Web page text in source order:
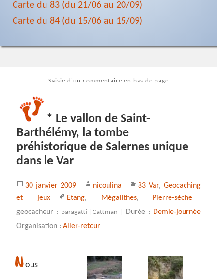
Carte du 83 (du 21/06 au 20/09)
Carte du 84 (du 15/06 au 15/09)
--- Saisie d'un commentaire en bas de page ---
* Le vallon de Saint-
Barthélémy, la tombe
préhistorique de Salernes unique
dans le Var
Publié
le
30 janvier 2009 Auteur
nicoulina Catégories
83 Var, Geocaching
et jeux
Mots-
clés
Etang, Mégalithes,
Pierre-sèche
geocacheur : baragatti |Cattman | Durée : Demie-journée
Organisation :Aller-retour
Nous